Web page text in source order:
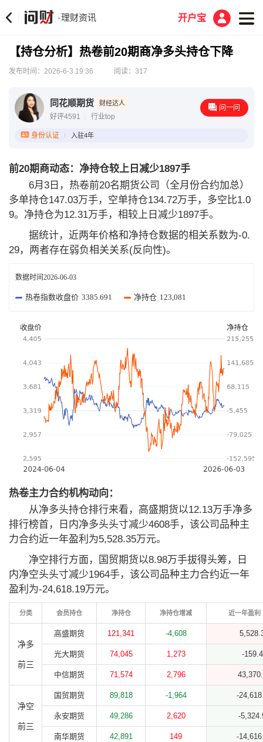
·理财资讯 开户宝
【持仓分析】热卷前20期商净多头持仓下降
发布时间：2026-6-3 19:36 阅读：317
同花顺期货 财经达人
好评4591 行业top
问一问
身份认证 入驻4年
前20期商动态：净持仓较上日减少1897手
6月3日，热卷前20名期货公司（全月份合约加总）
多单持仓147.03万手，空单持仓134.72万手，多空比1.0
9。净持仓为12.31万手，相较上日减少1897手。
据统计，近两年价格和净持仓数据的相关系数为-0.
29，两者存在弱负相关关系(反向性)。
数据时间 2026-06-03
热卷指数收盘价 3385.691 净持仓 123,081
热卷主力合约机构动向：
从净多头持仓排行来看，高盛期货以12.13万手净多
排行榜首，日内净多头头寸减少4608手，该公司品种主
力合约近一年盈利为5,528.35万元。
净空排行方面，国贸期货以8.98万手拔得头筹，日
内净空头头寸减少1964手，该公司品种主力合约近一年
盈利为-24,618.19万元。
分类 会员持仓 净持仓 净持仓增减 近一年盈利
净多
前三
高盛期货 121,341 -4,608
光大期货 74,045 1,273 -
中信期货 71,574 2,796
净空
前三
国贸期货 89,818 -1,964 -
永安期货 49,286 2,620 -
南华期货 42,891 149 -